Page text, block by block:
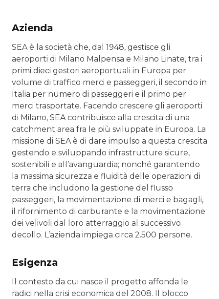
Azienda
SEA è la società che, dal 1948, gestisce gli
aeroporti di Milano Malpensa e Milano Linate, tra i
primi dieci gestori aeroportuali in Europa per
volume di traffico merci e passeggeri, il secondo in
Italia per numero di passeggeri e il primo per
merci trasportate. Facendo crescere gli aeroporti
di Milano, SEA contribuisce alla crescita di una
catchment area fra le più sviluppate in Europa. La
missione di SEA è di dare impulso a questa crescita
gestendo e sviluppando infrastrutture sicure,
sostenibili e all’avanguardia; nonché garantendo
la massima sicurezza e fluidità delle operazioni di
terra che includono la gestione del flusso
passeggeri, la movimentazione di merci e bagagli,
il rifornimento di carburante e la movimentazione
dei velivoli dal loro atterraggio al successivo
decollo. L’azienda impiega circa 2.500 persone.
Esigenza
Il contesto da cui nasce il progetto affonda le
radici nella crisi economica del 2008. Il blocco